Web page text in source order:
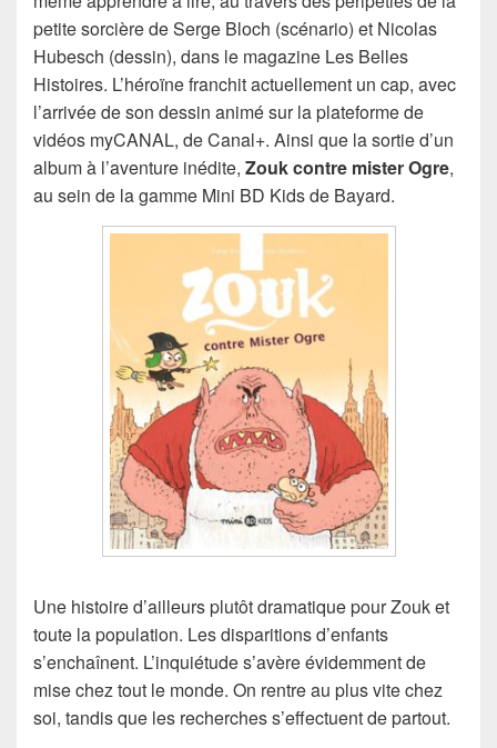
petite sorcière de Serge Bloch (scénario) et Nicolas
Hubesch (dessin), dans le magazine Les Belles
Histoires. L’héroïne franchit actuellement un cap, avec
l’arrivée de son dessin animé sur la plateforme de
vidéos myCANAL, de Canal+. Ainsi que la sortie d’un
album à l’aventure inédite, Zouk contre mister Ogre,
au sein de la gamme Mini BD Kids de Bayard.
Une histoire d’ailleurs plutôt dramatique pour Zouk et
toute la population. Les disparitions d’enfants
s’enchaînent. L’inquiétude s’avère évidemment de
mise chez tout le monde. On rentre au plus vite chez
soi, tandis que les recherches s’effectuent de partout.